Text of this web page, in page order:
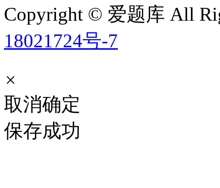
Copyright © 爱题库 All
18021724号-7
×
取消确定
保存成功